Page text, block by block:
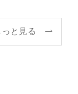
と見る